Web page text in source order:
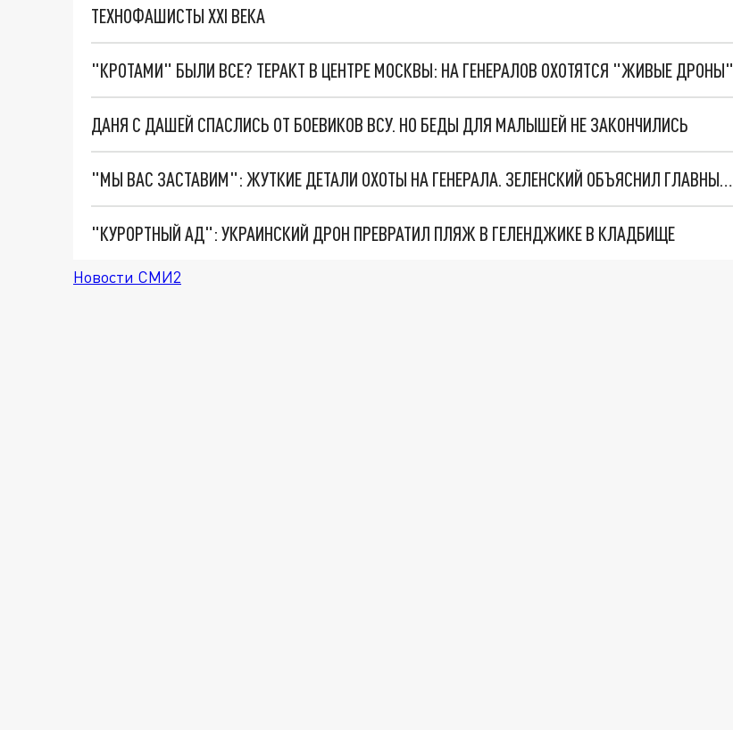
ТЕХНОФАШИСТЫ XXI ВЕКА
"КРОТАМИ" БЫЛИ ВСЕ? ТЕРАКТ В ЦЕНТРЕ МОСКВЫ: НА ГЕНЕРАЛОВ ОХОТЯТСЯ "ЖИВЫЕ ДРОНЫ"
ДАНЯ С ДАШЕЙ СПАСЛИСЬ ОТ БОЕВИКОВ ВСУ. НО БЕДЫ ДЛЯ МАЛЫШЕЙ НЕ ЗАКОНЧИЛИСЬ
"МЫ ВАС ЗАСТАВИМ": ЖУТКИЕ ДЕТАЛИ ОХОТЫ НА ГЕНЕРАЛА. ЗЕЛЕНСКИЙ ОБЪЯСНИЛ ГЛАВНЫЙ СМЫСЛ ТЕРАКТА В ЦЕНТРЕ МОСКВЫ
"КУРОРТНЫЙ АД": УКРАИНСКИЙ ДРОН ПРЕВРАТИЛ ПЛЯЖ В ГЕЛЕНДЖИКЕ В КЛАДБИЩЕ
Новости СМИ2